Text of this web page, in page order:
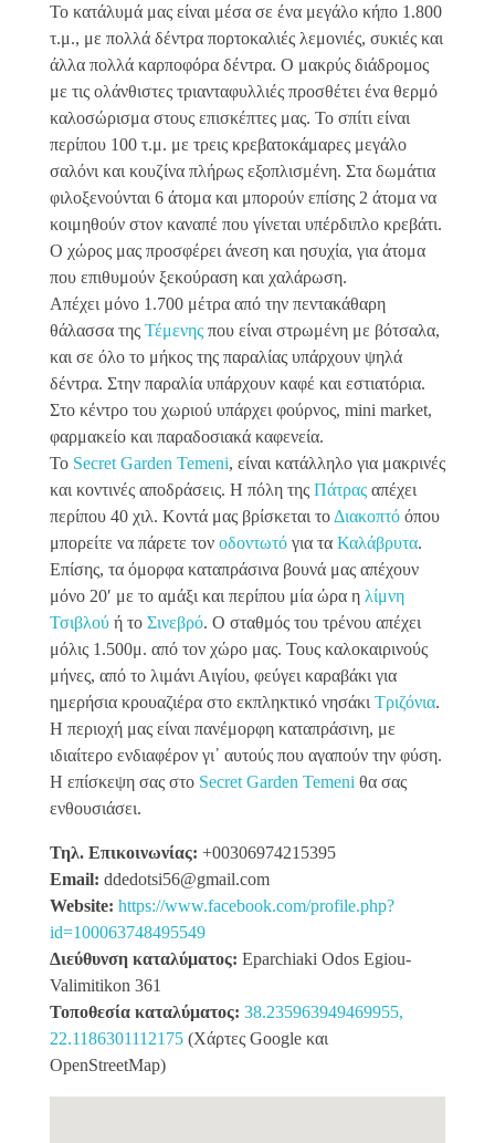
Το κατάλυμά μας είναι μέσα σε ένα μεγάλο κήπο 1.800
τ.μ., με πολλά δέντρα πορτοκαλιές λεμονιές, συκιές και
άλλα πολλά καρποφόρα δέντρα. Ο μακρύς διάδρομος
με τις ολάνθιστες τριανταφυλλιές προσθέτει ένα θερμό
καλοσώρισμα στους επισκέπτες μας. Το σπίτι είναι
περίπου 100 τ.μ. με τρεις κρεβατοκάμαρες μεγάλο
σαλόνι και κουζίνα πλήρως εξοπλισμένη. Στα δωμάτια
φιλοξενούνται 6 άτομα και μπορούν επίσης 2 άτομα να
κοιμηθούν στον καναπέ που γίνεται υπέρδιπλο κρεβάτι.
Ο χώρος μας προσφέρει άνεση και ησυχία, για άτομα
που επιθυμούν ξεκούραση και χαλάρωση.
Απέχει μόνο 1.700 μέτρα από την πεντακάθαρη
θάλασσα της Τέμενης που είναι στρωμένη με βότσαλα,
και σε όλο το μήκος της παραλίας υπάρχουν ψηλά
δέντρα. Στην παραλία υπάρχουν καφέ και εστιατόρια.
Στο κέντρο του χωριού υπάρχει φούρνος, mini market,
φαρμακείο και παραδοσιακά καφενεία.
Το Secret Garden Temeni, είναι κατάλληλο για μακρινές
και κοντινές αποδράσεις. Η πόλη της Πάτρας απέχει
περίπου 40 χιλ. Κοντά μας βρίσκεται το Διακοπτό όπου
μπορείτε να πάρετε τον οδοντωτό για τα Καλάβρυτα.
Επίσης, τα όμορφα καταπράσινα βουνά μας απέχουν
μόνο 20′ με το αμάξι και περίπου μία ώρα η λίμνη
Τσιβλού ή το Σινεβρό. Ο σταθμός του τρένου απέχει
μόλις 1.500μ. από τον χώρο μας. Τους καλοκαιρινούς
μήνες, από το λιμάνι Αιγίου, φεύγει καραβάκι για
ημερήσια κρουαζιέρα στο εκπληκτικό νησάκι Τριζόνια.
Η περιοχή μας είναι πανέμορφη καταπράσινη, με
ιδιαίτερο ενδιαφέρον γι᾽ αυτούς που αγαπούν την φύση.
Η επίσκεψη σας στο Secret Garden Temeni θα σας
ενθουσιάσει.
Τηλ. Επικοινωνίας: +00306974215395
Email: ddedotsi56@gmail.com
Website: https://www.facebook.com/profile.php?
id=100063748495549
Διεύθυνση καταλύματος: Eparchiaki Odos Egiou-
Valimitikon 361
Τοποθεσία καταλύματος: 38.235963949469955,
22.1186301112175 (Χάρτες Google και
OpenStreetMap)